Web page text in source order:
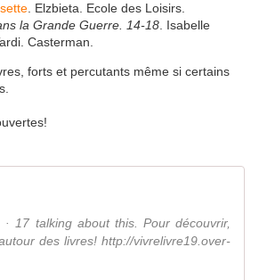
. Elzbieta. Ecole des Loisirs.
la Grande Guerre. 14-18 . Isabelle
Casterman.
forts et percutants même si certains
· 17 talking about this. Pour découvrir,
des livres! http://vivrelivre19.over-